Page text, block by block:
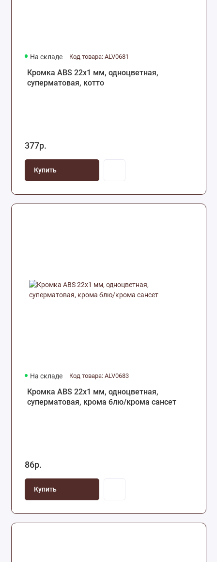
На складе Код товара: ALV0681
Кромка ABS 22х1 мм, одноцветная,
суперматовая, котто
377р.
Купить
На складе Код товара: ALV0683
Кромка ABS 22х1 мм, одноцветная,
суперматовая, крома блю/крома сансет
86р.
Купить